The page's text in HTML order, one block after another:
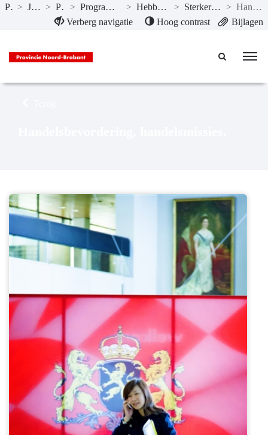
Naar hoofdinhoud
Publicaties> Jaarstukken 2020 > Programma’s > Programma 5 Economie, kennis en talentenontwikkeling > Hebben we bereikt wat we wilden bereiken? > Sterkere clusters door internationale samenwerking >
Handelsbevordering, handelsmissies.
Verberg navigatie
Hoog contrast Bijlagen